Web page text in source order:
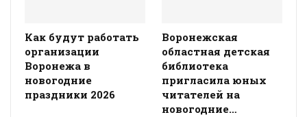
Как будут работать
организации
Воронежа в
новогодние
праздники 2026
Воронежская
областная детская
библиотека
пригласила юных
читателей на
новогодние…